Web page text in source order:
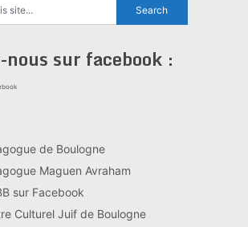
nous sur facebook :
de Boulogne
Maguen Avraham
sur Facebook
Culturel Juif de Boulogne